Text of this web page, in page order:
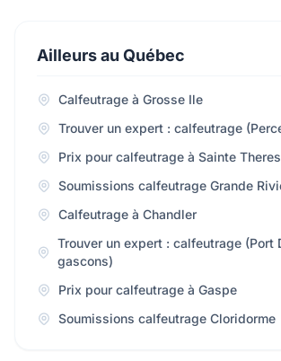
Ailleurs au Québec
Calfeutrage à Grosse Ile
Trouver un expert : calfeutrage
Prix pour calfeutrage à Sainte
Soumissions calfeutrage Grande
Calfeutrage à Chandler
Trouver un expert : calfeutrage (Port
gascons)
Prix pour calfeutrage à Gaspe
Soumissions calfeutrage Cloridorme